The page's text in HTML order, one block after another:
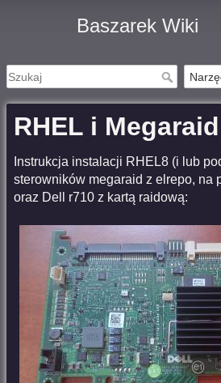
Baszarek Wiki
RHEL i Megaraid
Instrukcja instalacji RHEL8 (i lub
sterowników megaraid z elrepo, na
oraz Dell r710 z kartą raidową: